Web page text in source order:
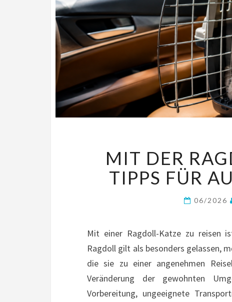
MIT DER
TIPPS FÜR
06/2026
Mit einer Ragdoll-Katze zu reisen
Ragdoll gilt als besonders gelassen,
die sie zu einer angenehmen
Veränderung der gewohnten
Vorbereitung, ungeeignete